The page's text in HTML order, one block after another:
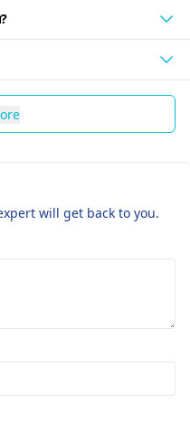
will get back to you.